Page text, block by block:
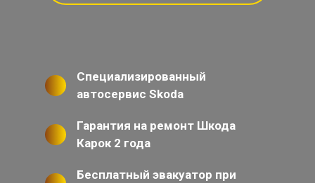
Специализированный
автосервис Skoda
Гарантия на ремонт Шкода
Карок 2 года
Бесплатный эвакуатор при